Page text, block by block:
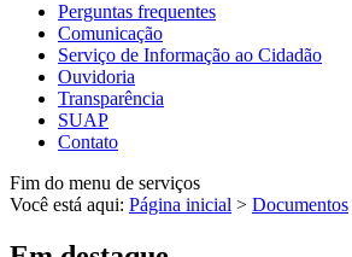
Perguntas frequentes
Comunicação
Serviço de Informação ao Cidadão
Ouvidoria
Transparência
SUAP
Contato
Fim do menu de serviços
Você está aqui: Página inicial > Documentos